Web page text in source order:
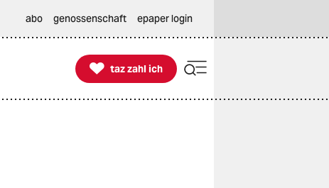
abo genossenschaft epaper login

taz zahl ich
taz zahl ich